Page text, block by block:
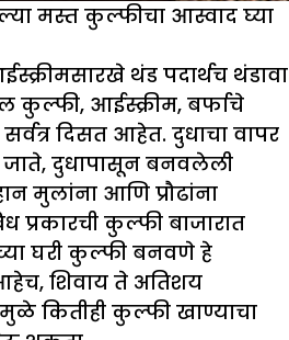
मस्त कुल्फीचा आस्वाद घ्या
थंड पदार्थच थंडावा
आईस्क्रीम, बर्फाचे
दिसत आहेत. दुधाचा वापर
दुधापासून बनवलेली
मुलांना आणि प्रौढांना
कुल्फी बाजारात
घरी कुल्फी बनवणे हे
आहेच, शिवाय ते अतिशय
कितीही कुल्फी खाण्याचा